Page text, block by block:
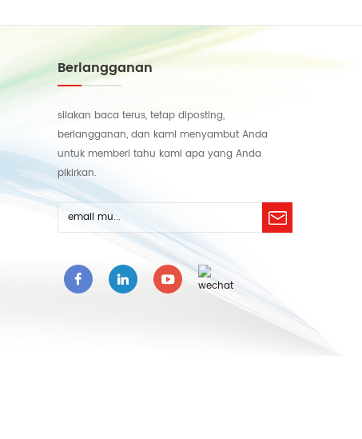
Berlangganan
silakan baca terus, tetap diposting,
berlangganan, dan kami menyambut Anda
untuk memberi tahu kami apa yang Anda
pikirkan.